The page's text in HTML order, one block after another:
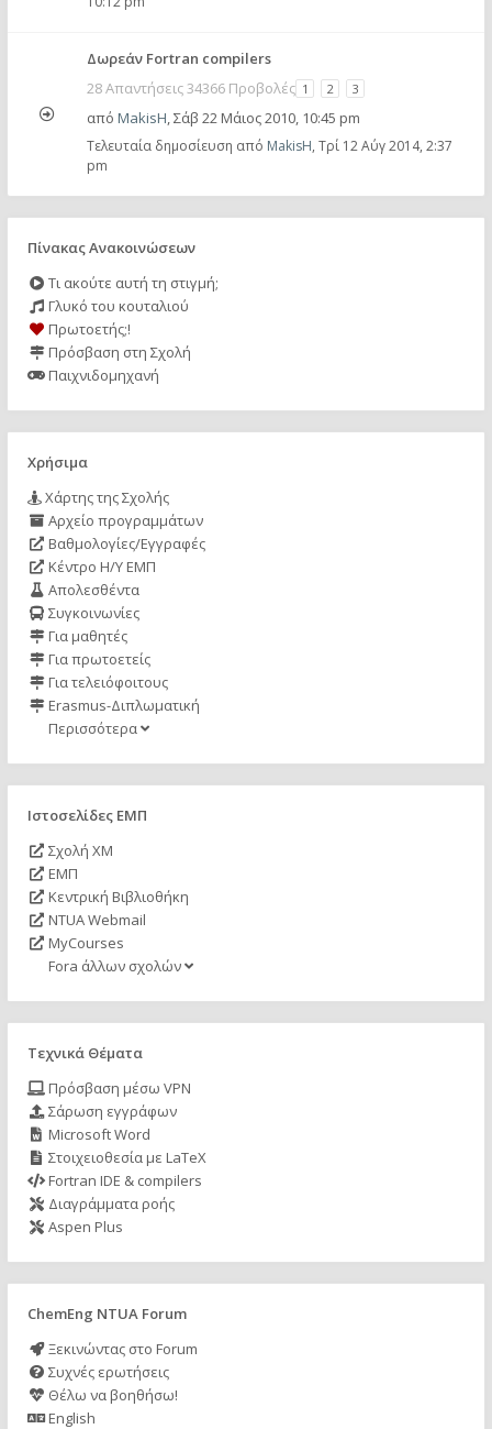
Δωρεάν Fortran compilers
28 Απαντήσεις 34366 Προβολές 1 2 3
από MakisH,Σάβ 22 Μάιος 2010, 10:45 pm
Τελευταία δημοσίευση από MakisH, Τρί 12 Αύγ 2014, 2:37
pm
Πίνακας Ανακοινώσεων
Τι ακούτε αυτή τη στιγμή;
Γλυκό του κουταλιού
Πρωτοετής;!
Πρόσβαση στη Σχολή
Παιχνιδομηχανή
Χρήσιμα
Χάρτης της Σχολής
Αρχείο προγραμμάτων
Βαθμολογίες/Εγγραφές
Κέντρο Η/Υ ΕΜΠ
Απολεσθέντα
Συγκοινωνίες
Για μαθητές
Για πρωτοετείς
Για τελειόφοιτους
Erasmus-Διπλωματική
Περισσότερα
Ιστοσελίδες ΕΜΠ
Σχολή ΧΜ
ΕΜΠ
Κεντρική Βιβλιοθήκη
NTUA Webmail
MyCourses
Fora άλλων σχολών
Τεχνικά Θέματα
Πρόσβαση μέσω VPN
Σάρωση εγγράφων
Microsoft Word
Στοιχειοθεσία με LaTeX
Fortran IDE & compilers
Διαγράμματα ροής
Aspen Plus
ChemEng NTUA Forum
Ξεκινώντας στο Forum
Συχνές ερωτήσεις
Θέλω να βοηθήσω!
English